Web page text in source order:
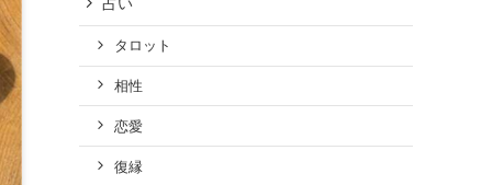
タロット
相性
恋愛
復縁